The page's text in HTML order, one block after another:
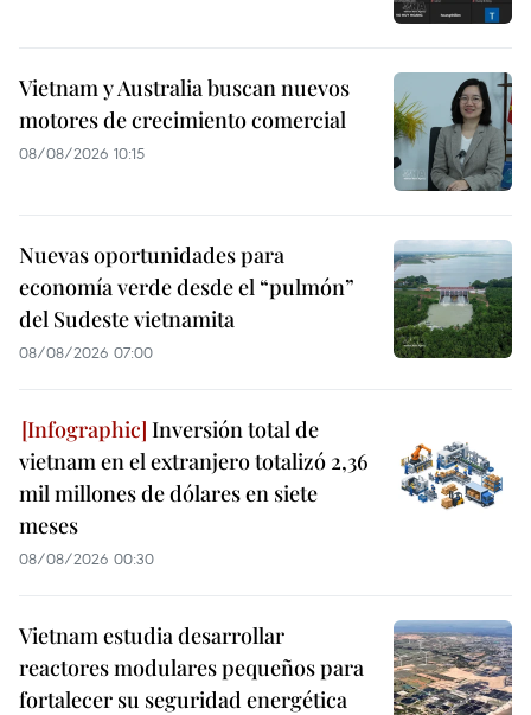
Vietnam y Australia buscan nuevos
motores de crecimiento comercial
08/08/2026 10:15
Nuevas oportunidades para
economía verde desde el “pulmón”
del Sudeste vietnamita
08/08/2026 07:00
Inversión total de
vietnam en el extranjero totalizó 2,36
mil millones de dólares en siete
meses
08/08/2026 00:30
Vietnam estudia desarrollar
reactores modulares pequeños para
fortalecer su seguridad energética